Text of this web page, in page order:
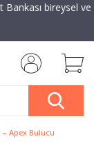
Bankası bireysel
Apex Bulucu